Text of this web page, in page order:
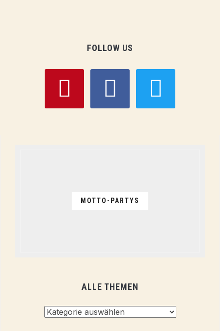
FOLLOW US
MOTTO-PARTYS
ALLE THEMEN